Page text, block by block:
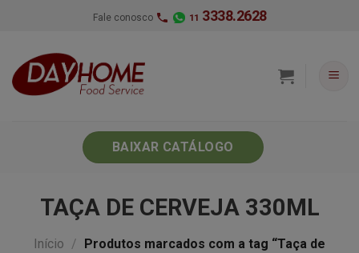
Fale conosco 11 3338.2628
BAIXAR CATÁLOGO
TAÇA DE CERVEJA 330ML
Início /
Produtos marcados com a tag “Taça de